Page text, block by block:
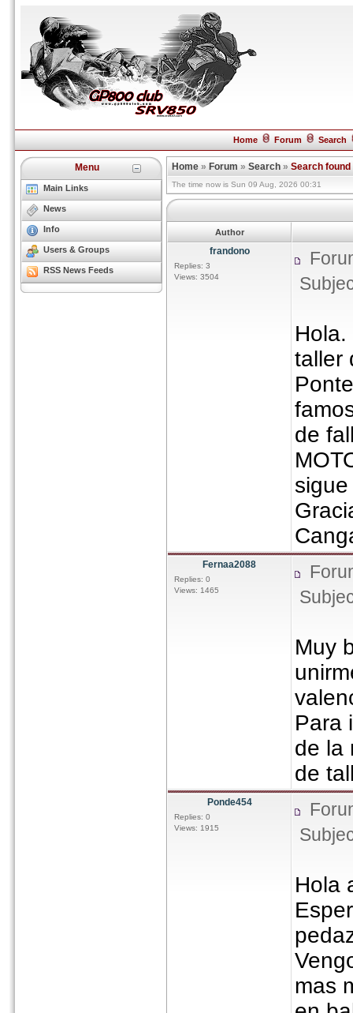
Home Forum Search
Menu
Main Links
News
Info
Users & Groups
RSS News Feeds
Home » Forum » Search » Search
The time now is Sun 09 Aug, 2026 00:31
Author
frandono
Replies: 3
Views: 3504
taller
de
Fernaa2088
Replies: 0
Views: 1465
Muy
Para
de la
de
Ponde454
Replies: 0
Views: 1915
Hola
mas